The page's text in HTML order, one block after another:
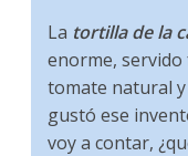
La tortilla de la
enorme, servido
tomate natural
gustó ese
voy a contar,